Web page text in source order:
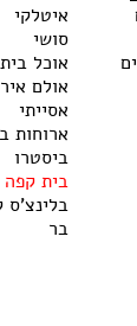
איטלקי
סושי
אוכל
אולם
אסייתי
ארוחות
ביסטרו
בית קפה
בלינצ'ס
בר